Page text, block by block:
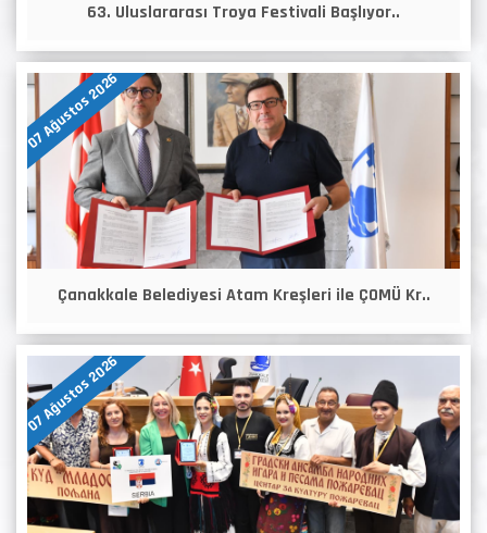
63. Uluslararası Troya Festivali Başlıyor..
07 Ağustos 2026
Çanakkale Belediyesi Atam Kreşleri ile ÇOMÜ Kr..
07 Ağustos 2026